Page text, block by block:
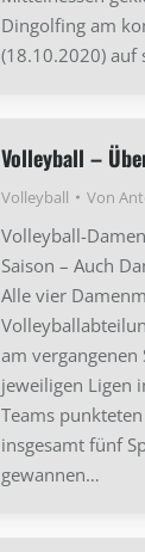
Dingolfing am
(18.10.2020) auf
Volleyball –
Volleyball Von
Volleyball-
Saison – Auch
Alle vier
am vergangenen
jeweiligen Ligen
Teams
insgesamt fünf
gewannen…